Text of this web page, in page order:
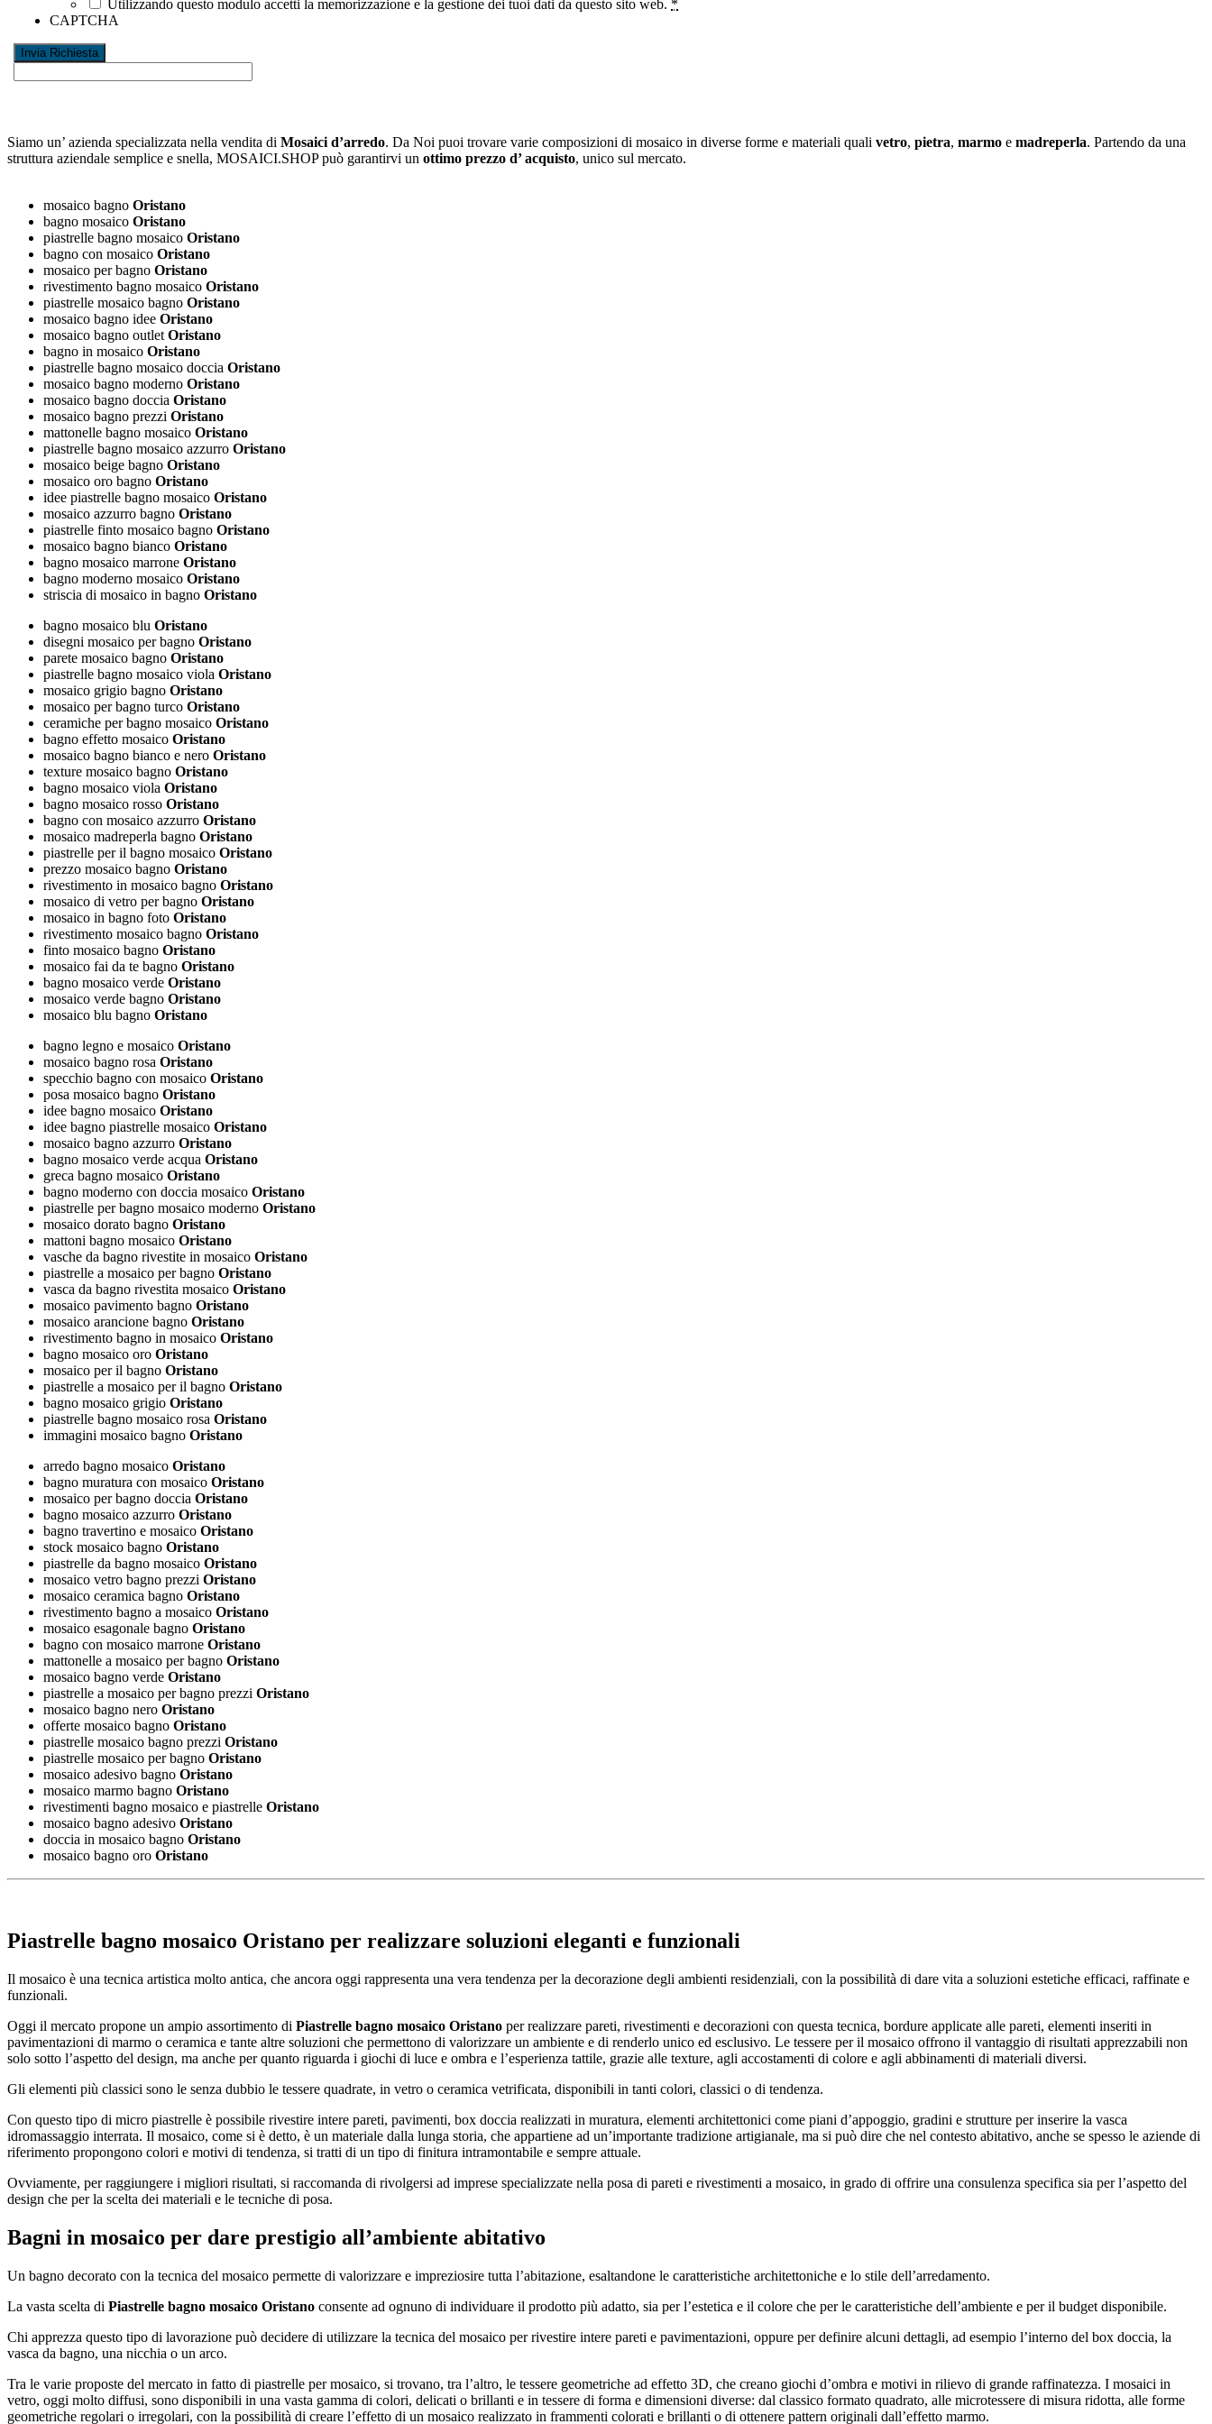
Utilizzando questo modulo accetti la memorizzazione e la gestione dei tuoi dati da questo sito web. *
CAPTCHA
Siamo un’ azienda specializzata nella vendita di Mosaici d’arredo. Da Noi puoi trovare varie composizioni di mosaico in diverse forme e materiali quali vetro, pietra, marmo e madreperla. Partendo da una
struttura aziendale semplice e snella, MOSAICI.SHOP può garantirvi un ottimo prezzo d’ acquisto, unico sul mercato.
mosaico bagno Oristano
bagno mosaico Oristano
piastrelle bagno mosaico Oristano
bagno con mosaico Oristano
mosaico per bagno Oristano
rivestimento bagno mosaico Oristano
piastrelle mosaico bagno Oristano
mosaico bagno idee Oristano
mosaico bagno outletOristano
bagno in mosaico Oristano
piastrelle bagno mosaico doccia Oristano
mosaico bagno moderno Oristano
mosaico bagno doccia Oristano
mosaico bagno prezzi Oristano
mattonelle bagno mosaico Oristano
piastrelle bagno mosaico azzurro Oristano
mosaico beige bagno Oristano
mosaico oro bagno Oristano
idee piastrelle bagno mosaico Oristano
mosaico azzurro bagno Oristano
piastrelle finto mosaico bagno Oristano
mosaico bagno bianco Oristano
bagno mosaico marrone Oristano
bagno moderno mosaico Oristano
striscia di mosaico in bagno Oristano
bagno mosaico blu Oristano
disegni mosaico per bagno Oristano
parete mosaico bagno Oristano
piastrelle bagno mosaico viola Oristano
mosaico grigio bagno Oristano
mosaico per bagno turco Oristano
ceramiche per bagno mosaico Oristano
bagno effetto mosaico Oristano
mosaico bagno bianco e nero Oristano
texture mosaico bagno Oristano
bagno mosaico viola Oristano
bagno mosaico rosso Oristano
bagno con mosaico azzurro Oristano
mosaico madreperla bagno Oristano
piastrelle per il bagno mosaico Oristano
prezzo mosaico bagno Oristano
rivestimento in mosaico bagno Oristano
mosaico di vetro per bagno Oristano
mosaico in bagno foto Oristano
rivestimento mosaico bagno Oristano
finto mosaico bagno Oristano
mosaico fai da te bagno Oristano
bagno mosaico verde Oristano
mosaico verde bagno Oristano
mosaico blu bagno Oristano
bagno legno e mosaico Oristano
mosaico bagno rosa Oristano
specchio bagno con mosaico Oristano
posa mosaico bagno Oristano
idee bagno mosaico Oristano
idee bagno piastrelle mosaico Oristano
mosaico bagno azzurro Oristano
bagno mosaico verde acqua Oristano
greca bagno mosaico Oristano
bagno moderno con doccia mosaico Oristano
piastrelle per bagno mosaico moderno Oristano
mosaico dorato bagno Oristano
mattoni bagno mosaico Oristano
vasche da bagno rivestite in mosaico Oristano
piastrelle a mosaico per bagno Oristano
vasca da bagno rivestita mosaico Oristano
mosaico pavimento bagno Oristano
mosaico arancione bagno Oristano
rivestimento bagno in mosaico Oristano
bagno mosaico oro Oristano
mosaico per il bagno Oristano
piastrelle a mosaico per il bagno Oristano
bagno mosaico grigio Oristano
piastrelle bagno mosaico rosa Oristano
immagini mosaico bagno Oristano
arredo bagno mosaico Oristano
bagno muratura con mosaico Oristano
mosaico per bagno doccia Oristano
bagno mosaico azzurro Oristano
bagno travertino e mosaico Oristano
stock mosaico bagno Oristano
piastrelle da bagno mosaico Oristano
mosaico vetro bagno prezzi Oristano
mosaico ceramica bagno Oristano
rivestimento bagno a mosaico Oristano
mosaico esagonale bagno Oristano
bagno con mosaico marrone Oristano
mattonelle a mosaico per bagno Oristano
mosaico bagno verde Oristano
piastrelle a mosaico per bagno prezzi Oristano
mosaico bagno nero Oristano
offerte mosaico bagno Oristano
piastrelle mosaico bagno prezzi Oristano
piastrelle mosaico per bagno Oristano
mosaico adesivo bagno Oristano
mosaico marmo bagno Oristano
rivestimenti bagno mosaico e piastrelle Oristano
mosaico bagno adesivo Oristano
doccia in mosaico bagno Oristano
mosaico bagno oro Oristano
Piastrelle bagno mosaico Oristano per realizzare soluzioni eleganti e funzionali
Il mosaico è una tecnica artistica molto antica, che ancora oggi rappresenta una vera tendenza per la decorazione degli ambienti residenziali, con la possibilità di dare vita a soluzioni estetiche efficaci, raffinate e
funzionali.
Oggi il mercato propone un ampio assortimento di Piastrelle bagno mosaico Oristano per realizzare pareti, rivestimenti e decorazioni con questa tecnica, bordure applicate alle pareti, elementi inseriti in
pavimentazioni di marmo o ceramica e tante altre soluzioni che permettono di valorizzare un ambiente e di renderlo unico ed esclusivo. Le tessere per il mosaico offrono il vantaggio di risultati apprezzabili non
solo sotto l’aspetto del design, ma anche per quanto riguarda i giochi di luce e ombra e l’esperienza tattile, grazie alle texture, agli accostamenti di colore e agli abbinamenti di materiali diversi.
Gli elementi più classici sono le senza dubbio le tessere quadrate, in vetro o ceramica vetrificata, disponibili in tanti colori, classici o di tendenza.
Con questo tipo di micro piastrelle è possibile rivestire intere pareti, pavimenti, box doccia realizzati in muratura, elementi architettonici come piani d’appoggio, gradini e strutture per inserire la vasca
idromassaggio interrata. Il mosaico, come si è detto, è un materiale dalla lunga storia, che appartiene ad un’importante tradizione artigianale, ma si può dire che nel contesto abitativo, anche se spesso le aziende di
riferimento propongono colori e motivi di tendenza, si tratti di un tipo di finitura intramontabile e sempre attuale.
Ovviamente, per raggiungere i migliori risultati, si raccomanda di rivolgersi ad imprese specializzate nella posa di pareti e rivestimenti a mosaico, in grado di offrire una consulenza specifica sia per l’aspetto del
design che per la scelta dei materiali e le tecniche di posa.
Bagni in mosaico per dare prestigio all’ambiente abitativo
Un bagno decorato con la tecnica del mosaico permette di valorizzare e impreziosire tutta l’abitazione, esaltandone le caratteristiche architettoniche e lo stile dell’arredamento.
La vasta scelta di Piastrelle bagno mosaico Oristano consente ad ognuno di individuare il prodotto più adatto, sia per l’estetica e il colore che per le caratteristiche dell’ambiente e per il budget disponibile.
Chi apprezza questo tipo di lavorazione può decidere di utilizzare la tecnica del mosaico per rivestire intere pareti e pavimentazioni, oppure per definire alcuni dettagli, ad esempio l’interno del box doccia, la
vasca da bagno, una nicchia o un arco.
Tra le varie proposte del mercato in fatto di piastrelle per mosaico, si trovano, tra l’altro, le tessere geometriche ad effetto 3D, che creano giochi d’ombra e motivi in rilievo di grande raffinatezza. I mosaici in
vetro, oggi molto diffusi, sono disponibili in una vasta gamma di colori, delicati o brillanti e in tessere di forma e dimensioni diverse: dal classico formato quadrato, alle microtessere di misura ridotta, alle forme
geometriche regolari o irregolari, con la possibilità di creare l’effetto di un mosaico realizzato in frammenti colorati e brillanti o di ottenere pattern originali dall’effetto marmo.